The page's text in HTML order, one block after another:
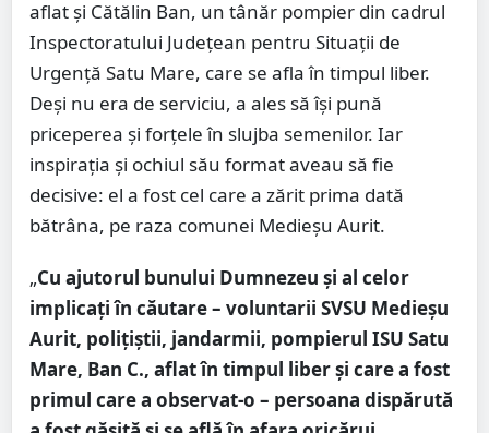
aflat și Cătălin Ban, un tânăr pompier din cadrul
Inspectoratului Județean pentru Situații de
Urgență Satu Mare, care se afla în timpul liber.
Deși nu era de serviciu, a ales să își pună
priceperea și forțele în slujba semenilor. Iar
inspirația și ochiul său format aveau să fie
decisive: el a fost cel care a zărit prima dată
bătrâna, pe raza comunei Medieșu Aurit.
„Cu ajutorul bunului Dumnezeu și al celor
implicați în căutare – voluntarii SVSU Medieșu
Aurit, polițiștii, jandarmii, pompierul ISU Satu
Mare, Ban C., aflat în timpul liber și care a fost
primul care a observat-o – persoana dispărută